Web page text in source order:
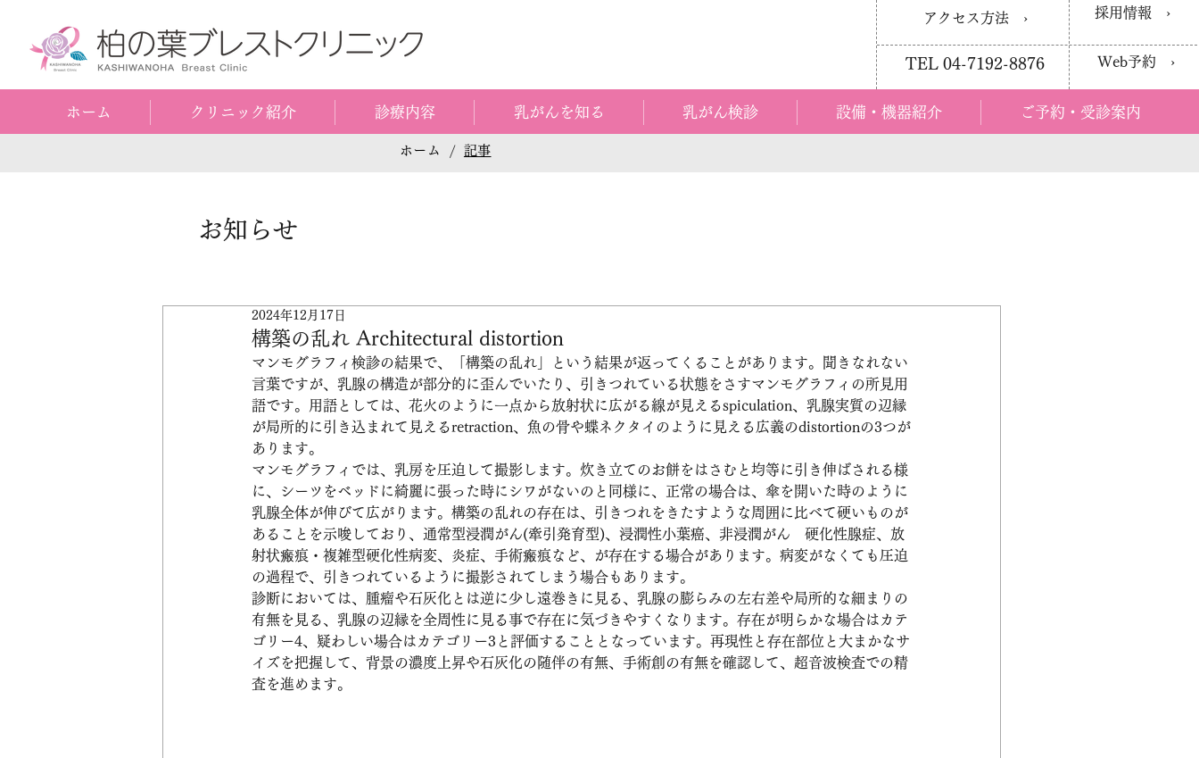
アクセス方法 › 採用情報 ›
TEL 04-7192-8876 Web予約 ›
ホーム クリニック紹介 診療内容 乳がんを知る 乳がん検診 設備・機器紹介 ご予約・受診案内
ホーム / 記事
お知らせ
構築の乱れ Architectural distortion
2024年12月17日
マンモグラフィ検診の結果で、「構築の乱れ」という結果が返ってくることがあります。聞きなれない
言葉ですが、乳腺の構造が部分的に歪んでいたり、引きつれている状態をさすマンモグラフィの所見用
語です。用語としては、花火のように一点から放射状に広がる線が見えるspiculation、乳腺実質の辺縁
が局所的に引き込まれて見えるretraction、魚の骨や蝶ネクタイのように見える広義のdistortionの3つが
あります。
マンモグラフィでは、乳房を圧迫して撮影します。炊き立てのお餅をはさむと均等に引き伸ばされる様
に、シーツをベッドに綺麗に張った時にシワがないのと同様に、正常の場合は、傘を開いた時のように
乳腺全体が伸びて広がります。構築の乱れの存在は、引きつれをきたすような周囲に比べて硬いものが
あることを示唆しており、通常型浸潤がん(牽引発育型)、浸潤性小葉癌、非浸潤がん　硬化性腺症、放
射状瘢痕・複雑型硬化性病変、炎症、手術瘢痕など、が存在する場合があります。病変がなくても圧迫
の過程で、引きつれているように撮影されてしまう場合もあります。
診断においては、腫瘤や石灰化とは逆に少し遠巻きに見る、乳腺の膨らみの左右差や局所的な細まりの
有無を見る、乳腺の辺縁を全周性に見る事で存在に気づきやすくなります。存在が明らかな場合はカテ
ゴリー4、疑わしい場合はカテゴリー3と評価することとなっています。再現性と存在部位と大まかなサ
イズを把握して、背景の濃度上昇や石灰化の随伴の有無、手術創の有無を確認して、超音波検査での精
査を進めます。